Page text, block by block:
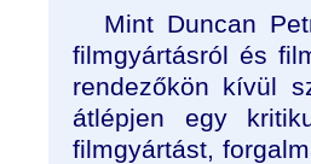
Mint Duncan
filmgyártásról és
rendezőkön kívül
átlépjen egy
filmgyártást,